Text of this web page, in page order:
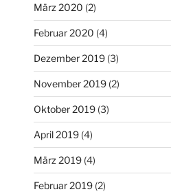
März 2020 (2)
Februar 2020 (4)
Dezember 2019(3)
November 2019(2)
Oktober 2019(3)
April 2019(4)
März 2019(4)
Februar 2019(2)